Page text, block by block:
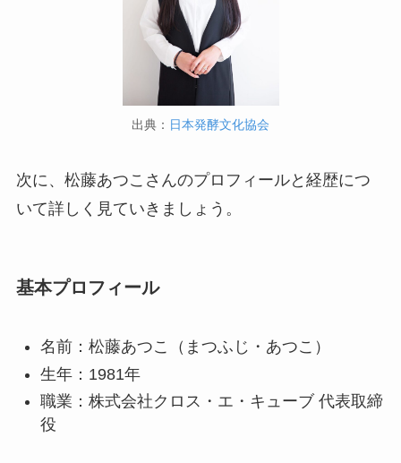
出典： 日本発酵文化協会
次に、松藤あつこさんのプロフィールと経歴につ
いて詳しく見ていきましょう。
基本プロフィール
名前：松藤あつこ（まつふじ・あつこ）
生年：1981年
職業：株式会社クロス・エ・キューブ 代表取締
役